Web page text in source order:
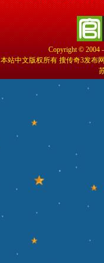
Copyright © 2004
本站中文版权所有 搜传奇3发布